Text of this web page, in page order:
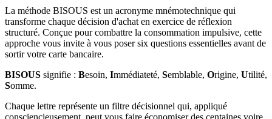
La méthode BISOUS est un acronyme mnémotechnique qui
transforme chaque décision d'achat en exercice de réflexion
structuré. Conçue pour combattre la consommation impulsive, cette
approche vous invite à vous poser six questions essentielles avant de
sortir votre carte bancaire.
BISOUS signifie : Besoin, Immédiateté, Semblable, Origine, Utilité,
Somme.
Chaque lettre représente un filtre décisionnel qui, appliqué